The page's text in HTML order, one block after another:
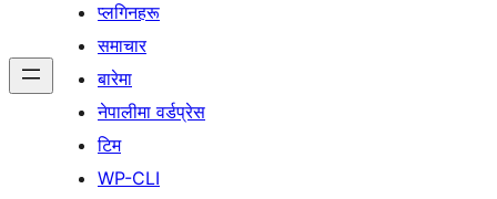
प्लगिनहरू
समाचार
बारेमा
नेपालीमा वर्डप्रेस
टिम
WP-CLI